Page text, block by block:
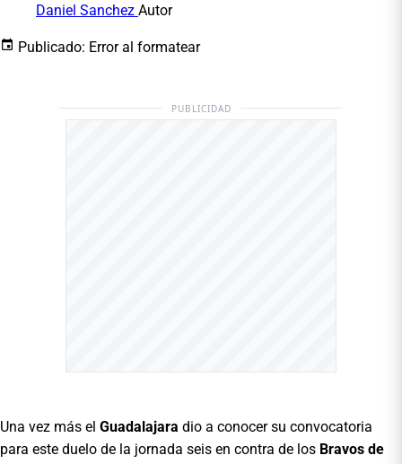
Daniel Sanchez Autor
Publicado: Error al formatear
PUBLICIDAD
Una vez más el Guadalajara dio a conocer su convocatoria
para este duelo de la jornada seis en contra de los Bravos de